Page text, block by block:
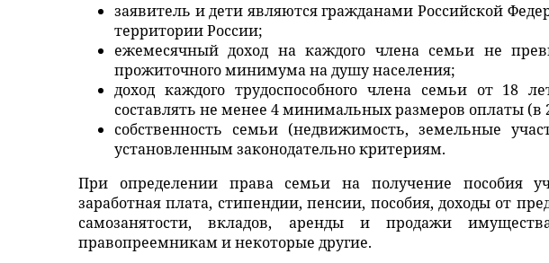
заявитель и дети являются гражданами Российской
территории России;
ежемесячный доход на каждого члена семьи не
прожиточного минимума на душу населения;
доход каждого трудоспособного члена семьи от 18
составлять не менее 4 минимальных размеров оплаты (в
собственность семьи (недвижимость, земельные
установленным законодательно критериям.
При определении права семьи на получение пособия
заработная плата, стипендии, пенсии, пособия, доходы от
самозанятости, вкладов, аренды и продажи
правопреемникам и некоторые другие.